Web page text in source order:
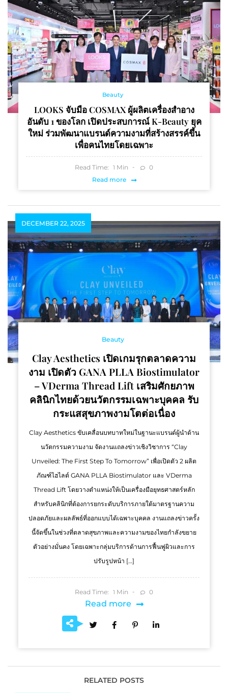
Beauty
LOOKS จับมือ COSMAX ผู้ผลิตเครื่องสำอาง
อันดับ 1 ของโลก เปิดประสบการณ์ K-Beauty ยุค
ใหม่ ร่วมพัฒนาแบรนด์ความงามที่สร้างสรรค์ขึ้น
เพื่อคนไทยโดยเฉพาะ
Read Time: 1 Min
0
Read more
DECEMBER 22, 2025
Beauty
Clay Aesthetics เปิดเกมรุกตลาดความ
งาม เปิดตัว GANA PLLA Biostimulator
– VDerma Thread Lift เสริมศักยภาพ
คลินิกไทยด้วยนวัตกรรมเฉพาะบุคคล รับ
กระแสสุขภาพงามโตต่อเนื่อง
Clay Aesthetics ขับเคลื่อนบทบาทใหม่ในฐานะแบรนด์ผู้นำด้าน
นวัตกรรมความงาม จัดงานแถลงข่าวเชิงวิชาการ “Clay
Unveiled: The First Step To Tomorrow” เพื่อเปิดตัว 2 ผลิต
ภัณฑ์ไฮไลต์ GANA PLLA Biostimulator และ VDerma
Thread Lift โดยวางตำแหน่งให้เป็นเครื่องมือยุทธศาสตร์หลัก
สำหรับคลินิกที่ต้องการยกระดับบริการภายใต้มาตรฐานความ
ปลอดภัยและผลลัพธ์ที่ออกแบบได้เฉพาะบุคคล งานแถลงข่าวครั้ง
นี้จัดขึ้นในช่วงที่ตลาดสุขภาพและความงามของไทยกำลังขยาย
ตัวอย่างมั่นคง โดยเฉพาะกลุ่มบริการด้านการฟื้นฟูผิวและการ
ปรับรูปหน้า […]
Read Time: 1 Min 0
Read more
RELATED POSTS